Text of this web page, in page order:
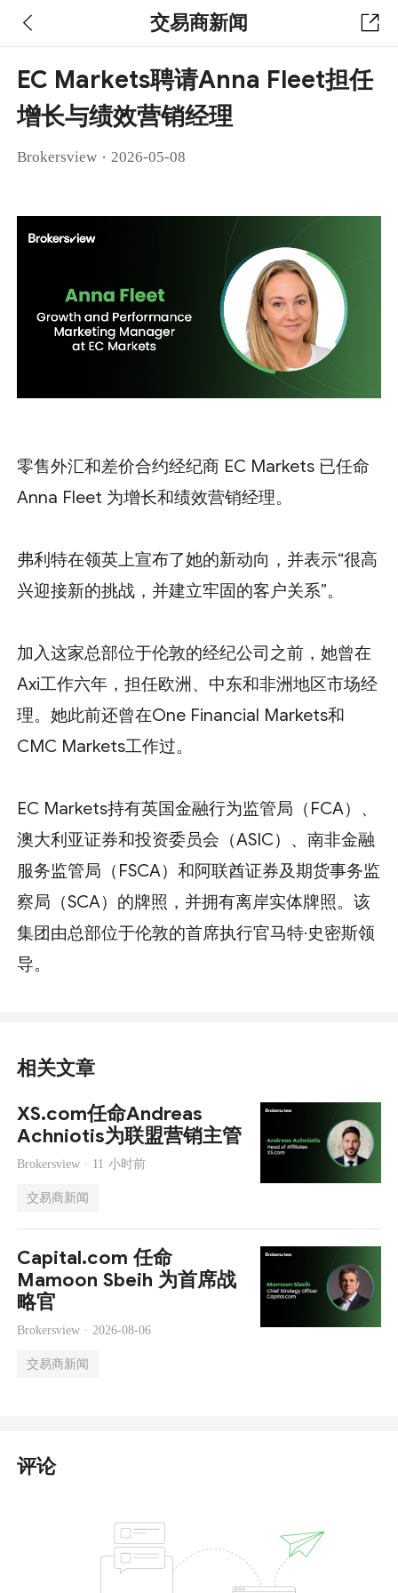
交易商新闻
EC Markets聘请Anna Fleet担任
增长与绩效营销经理
Brokersview · 2026-05-08
零售外汇和差价合约经纪商 EC Markets 已任命
Anna Fleet 为增长和绩效营销经理。
弗利特在领英上宣布了她的新动向，并表示“很高
兴迎接新的挑战，并建立牢固的客户关系”。
加入这家总部位于伦敦的经纪公司之前，她曾在
Axi工作六年，担任欧洲、中东和非洲地区市场经
理。她此前还曾在One Financial Markets和
CMC Markets工作过。
EC Markets持有英国金融行为监管局（FCA）、
澳大利亚证券和投资委员会（ASIC）、南非金融
服务监管局（FSCA）和阿联酋证券及期货事务监
察局（SCA）的牌照，并拥有离岸实体牌照。该
集团由总部位于伦敦的首席执行官马特·史密斯领
导。
相关文章
XS.com任命Andreas
Achniotis为联盟营销主管
Brokersview · 11 小时前
交易商新闻
Capital.com 任命
Mamoon Sbeih 为首席战
略官
Brokersview · 2026-08-06
交易商新闻
评论